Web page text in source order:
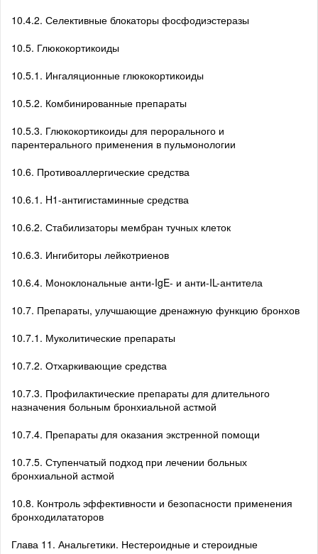
10.4.2. Селективные блокаторы фосфодиэстеразы
10.5. Глюкокортикоиды
10.5.1. Ингаляционные глюкокортикоиды
10.5.2. Комбинированные препараты
10.5.3. Глюкокортикоиды для перорального и
парентерального применения в пульмонологии
10.6. Противоаллергические средства
10.6.1. H1-антигистаминные средства
10.6.2. Стабилизаторы мембран тучных клеток
10.6.3. Ингибиторы лейкотриенов
10.6.4. Моноклональные анти-IgE- и анти-IL-антитела
10.7. Препараты, улучшающие дренажную функцию бронхов
10.7.1. Муколитические препараты
10.7.2. Отхаркивающие средства
10.7.3. Профилактические препараты для длительного
назначения больным бронхиальной астмой
10.7.4. Препараты для оказания экстренной помощи
10.7.5. Ступенчатый подход при лечении больных
бронхиальной астмой
10.8. Контроль эффективности и безопасности применения
бронходилататоров
Глава 11. Анальгетики. Нестероидные и стероидные